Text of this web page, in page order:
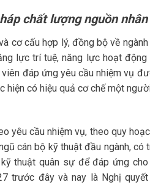
chất lượng nguồn
cơ cấu hợp lý, đồng bộ về
lực trí tuệ, năng lực hoạt
đáp ứng yêu cầu nhiệm vụ
có hiệu quả cơ chế một
yêu cầu nhiệm vụ, theo quy
cán bộ kỹ thuật đầu ngành, có
thuật quân sự để đáp ứng
trước đây và nay là Nghị